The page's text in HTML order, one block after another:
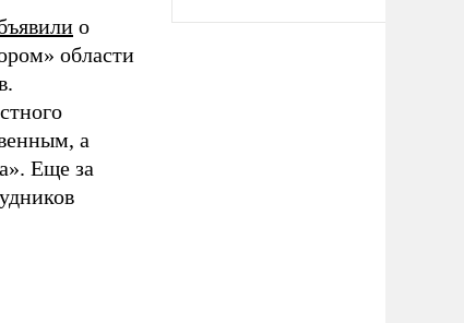
о
области
а
Еще за